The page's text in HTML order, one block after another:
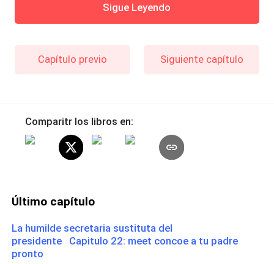
Sigue Leyendo
Capítulo previo Siguiente capítulo
Comparitr los libros en:
Último capítulo
La humilde secretaria sustituta del
presidente Capitulo 22: meet concoe a tu padre
pronto